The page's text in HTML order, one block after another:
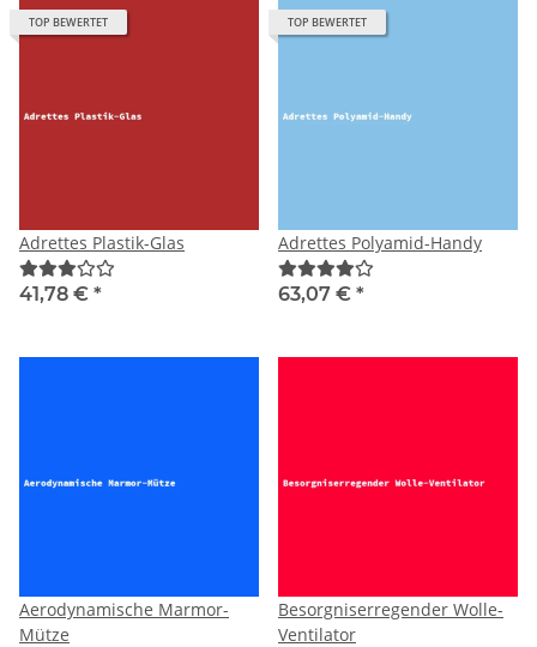
TOP BEWERTET
Adrettes Plastik-Glas
41,78 € *
TOP BEWERTET
Adrettes Polyamid-Handy
63,07 € *
Aerodynamische Marmor-
Mütze
Besorgniserregender Wolle-
Ventilator